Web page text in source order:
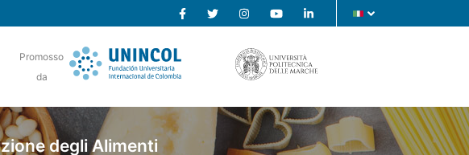
Promosso
da
degli Alimenti